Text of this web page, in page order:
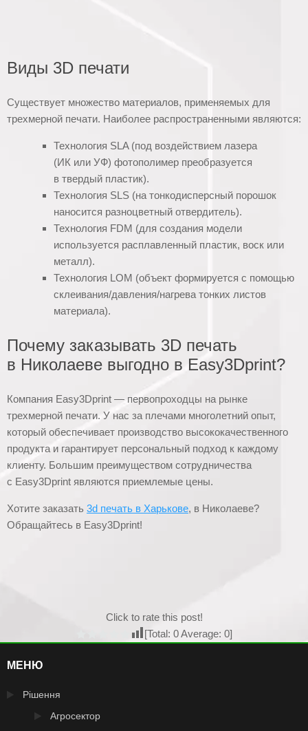
Виды 3D печати
Существует множество материалов, применяемых для
трехмерной печати. Наиболее распространенными являются:
Технология SLA (под воздействием лазера
(ИК или УФ) фотополимер преобразуется
в твердый пластик).
Технология SLS (на тонкодисперсный порошок
наносится разноцветный отвердитель).
Технология FDM (для создания модели
используется расплавленный пластик, воск или
металл).
Технология LOM (объект формируется с помощью
склеивания/давления/нагрева тонких листов
материала).
Почему заказывать 3D печать
в Николаеве выгодно в Easy3Dprint?
Компания Easy3Dprint — первопроходцы на рынке
трехмерной печати. У нас за плечами многолетний опыт,
который обеспечивает производство высококачественного
продукта и гарантирует персональный подход к каждому
клиенту. Большим преимуществом сотрудничества
с Easy3Dprint являются приемлемые цены.
Хотите заказать 3d печать в Харькове, в Николаеве?
Обращайтесь в Easy3Dprint!
Click to rate this post!
[Total: 0Average: 0]
МЕНЮ
Рішення
Агросектор